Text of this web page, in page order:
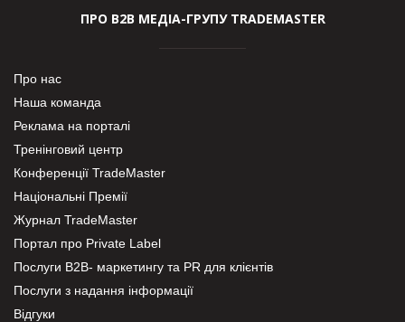
ПРО В2В МЕДІА-ГРУПУ TRADEMASTER
Про нас
Наша команда
Реклама на порталі
Тренінговий центр
Конференції TradeMaster
Національні Премії
Журнал TradeMaster
Портал про Private Label
Послуги В2В- маркетингу та PR для клієнтів
Послуги з надання інформації
Відгуки